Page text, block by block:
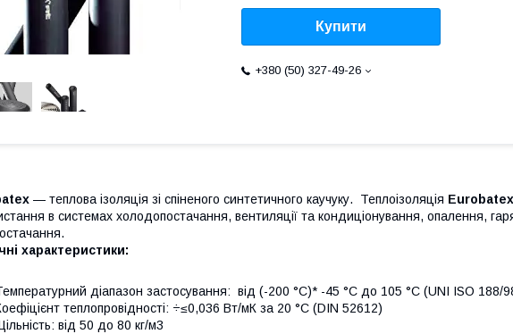
Купити
+380 (50) 327-49-26
— теплова ізоляція зі спіненого синтетичного каучуку. Теплоізоляція Eurobatex
в системах холодопостачання, вентиляції та кондиціонування, опалення,
характеристики:
діапазон застосування: від (-200 °C)* -45 °C до 105 °C (UNI ISO 188/
теплопровідності: ÷≤0,036 Вт/мК за 20 °C (DIN 52612)
від 50 до 80 кг/м3